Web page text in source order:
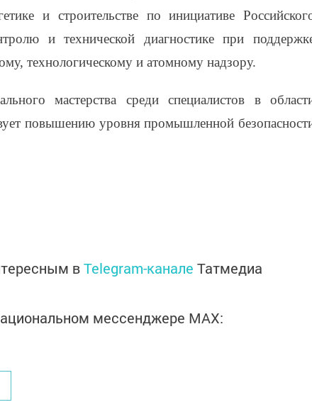
и строительстве по инициативе
и технической диагностике при
технологическому и атомному надзору.
мастерства среди специалистов в
повышению уровня промышленной
вTelegram-канале Татмедиа
мессенджере MАХ: